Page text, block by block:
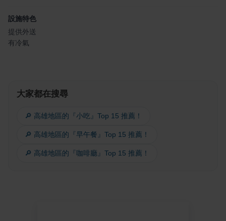
設施特色
提供外送
有冷氣
大家都在搜尋
🔎 高雄地區的『小吃』Top 15 推薦！
🔎 高雄地區的『早午餐』Top 15 推薦！
🔎 高雄地區的『咖啡廳』Top 15 推薦！